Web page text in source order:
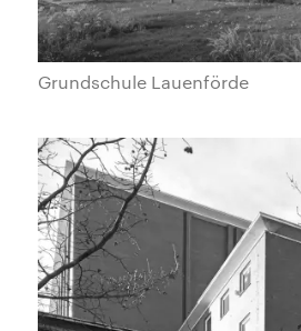
Grundschule Lauenförde